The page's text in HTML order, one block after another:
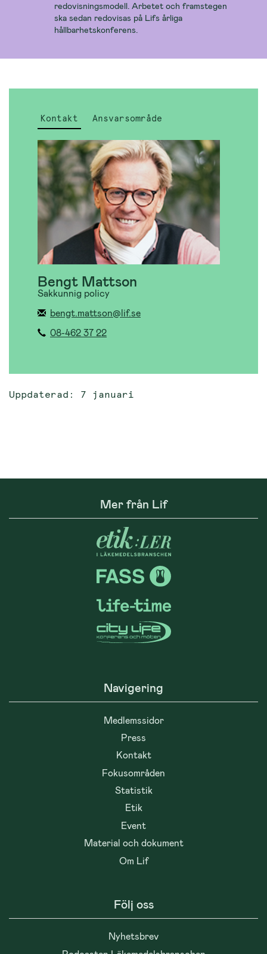
redovisningsmodell. Arbetet och framstegen
ska sedan redovisas på Lifs årliga
hållbarhetskonferens.
Kontakt Ansvarsområde
Bengt Mattson
Sakkunnig policy
bengt.mattson@lif.se
08-462 37 22
Uppdaterad: 7 januari
Mer från Lif
Navigering
Medlemssidor
Press
Kontakt
Fokusområden
Statistik
Etik
Event
Material och dokument
Om Lif
Följ oss
Nyhetsbrev